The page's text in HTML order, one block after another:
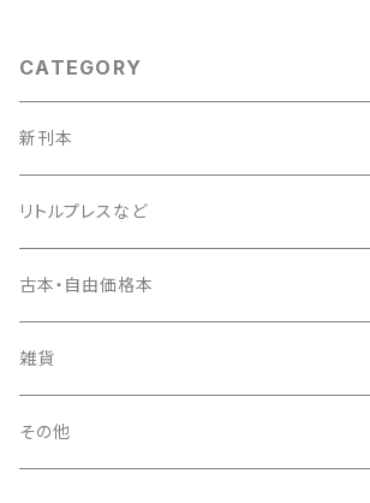
CATEGORY
新刊本
リトルプレスなど
古本・自由価格本
雑貨
その他